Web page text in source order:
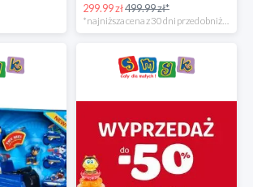
299.99 zł499.99 zł*